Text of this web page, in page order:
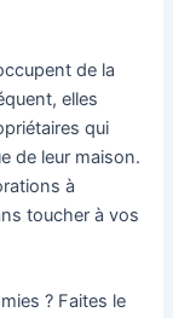
de la
elles
qui
de leur maison.
à
toucher à vos
? Faites le